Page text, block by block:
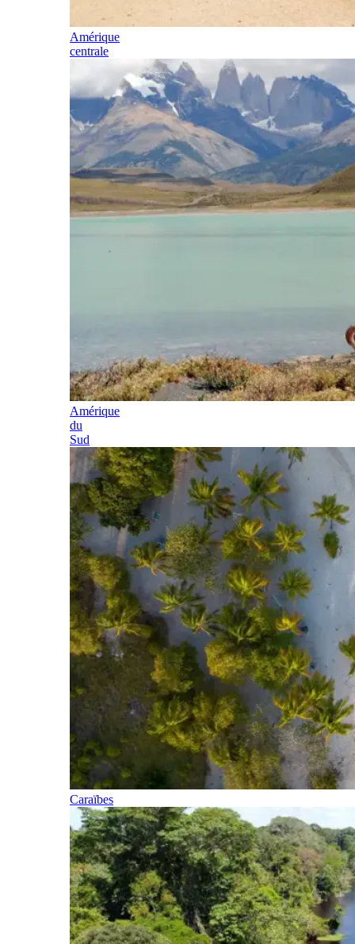
Amérique
centrale
Amérique
du
Sud
Caraïbes